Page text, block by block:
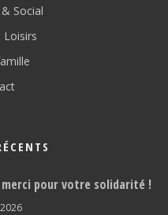
Social
Loisirs
pour votre solidarité !